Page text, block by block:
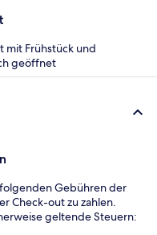
mit Frühstück und
geöffnet
Gebühren der
Check-out zu zahlen.
geltende Steuern: